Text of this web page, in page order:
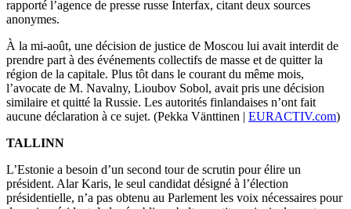
rapporté l’agence de presse russe Interfax, citant deux sources
anonymes.
À la mi-août, une décision de justice de Moscou lui avait interdit de
prendre part à des événements collectifs de masse et de quitter la
région de la capitale. Plus tôt dans le courant du même mois,
l’avocate de M. Navalny, Lioubov Sobol, avait pris une décision
similaire et quitté la Russie. Les autorités finlandaises n’ont fait
aucune déclaration à ce sujet. (Pekka Vänttinen | EURACTIV.com)
TALLINN
L’Estonie a besoin d’un second tour de scrutin pour élire un
président. Alar Karis, le seul candidat désigné à l’élection
présidentielle, n’a pas obtenu au Parlement les voix nécessaires pour